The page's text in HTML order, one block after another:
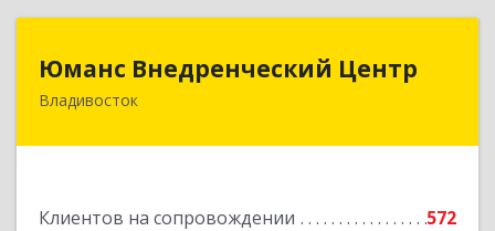
Юманс Внедренческий Центр
Владивосток
Клиентов на сопровождении
572
Юманс Внедренческий Центр
690014, Приморский край, Владивосток г,